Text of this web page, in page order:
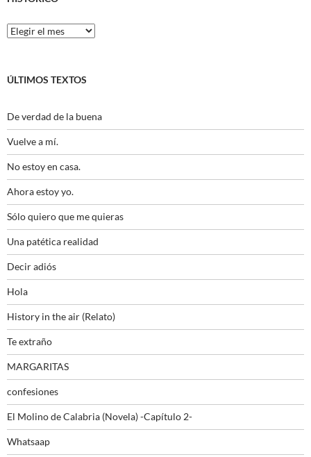
Histórico
ÚLTIMOS TEXTOS
De verdad de la buena
Vuelve a mí.
No estoy en casa.
Ahora estoy yo.
Sólo quiero que me quieras
Una patética realidad
Decir adiós
Hola
History in the air (Relato)
Te extraño
MARGARITAS
confesiones
El Molino de Calabria (Novela) -Capítulo 2-
Whatsaap